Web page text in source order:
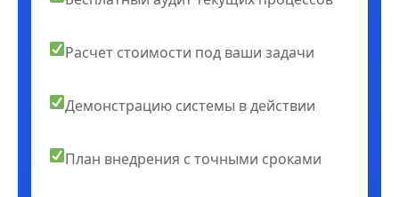
Расчет стоимости под ваши задачи
Демонстрацию системы в действии
План внедрения с точными сроками